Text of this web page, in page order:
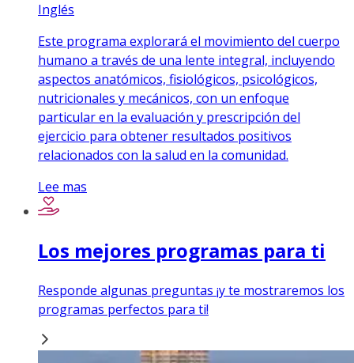
Inglés
Este programa explorará el movimiento del cuerpo
humano a través de una lente integral, incluyendo
aspectos anatómicos, fisiológicos, psicológicos,
nutricionales y mecánicos, con un enfoque
particular en la evaluación y prescripción del
ejercicio para obtener resultados positivos
relacionados con la salud en la comunidad.
Lee mas
Los mejores programas para ti
Responde algunas preguntas ¡y te mostraremos los
programas perfectos para ti!